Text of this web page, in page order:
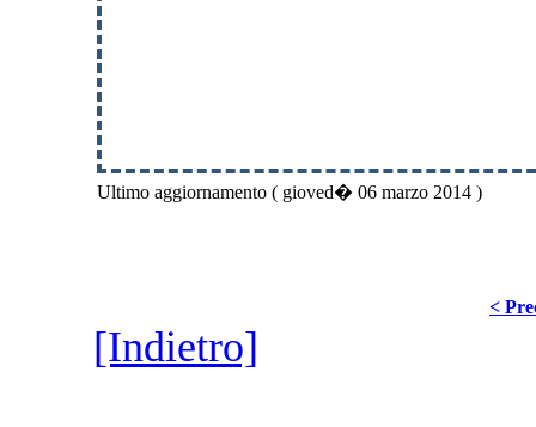
Ultimo aggiornamento ( gioved� 06 marzo 2014 )
<
[Indietro]